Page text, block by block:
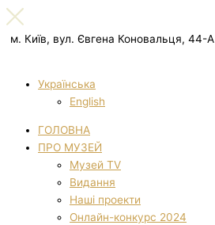
м. Київ, вул. Євгена Коновальця, 44-А
Українська
English
ГОЛОВНА
ПРО МУЗЕЙ
Музей TV
Видання
Наші проекти
Онлайн-конкурс 2024